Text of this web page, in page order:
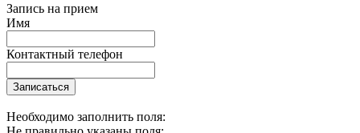
Запись на прием
Имя
Контактный телефон
Записаться
Необходимо заполнить поля: